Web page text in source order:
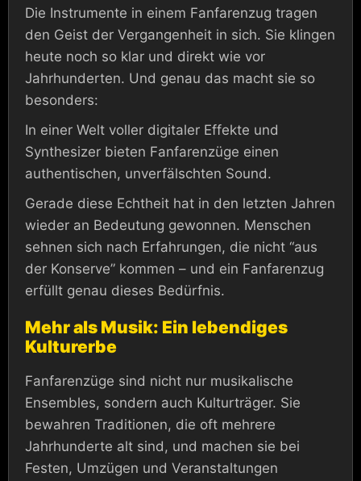
Die Instrumente in einem Fanfarenzug tragen
den Geist der Vergangenheit in sich. Sie klingen
heute noch so klar und direkt wie vor
Jahrhunderten. Und genau das macht sie so
besonders:
In einer Welt voller digitaler Effekte und
Synthesizer bieten Fanfarenzüge einen
authentischen, unverfälschten Sound.
Gerade diese Echtheit hat in den letzten Jahren
wieder an Bedeutung gewonnen. Menschen
sehnen sich nach Erfahrungen, die nicht “aus
der Konserve” kommen – und ein Fanfarenzug
erfüllt genau dieses Bedürfnis.
Mehr als Musik: Ein lebendiges
Kulturerbe
Fanfarenzüge sind nicht nur musikalische
Ensembles, sondern auch Kulturträger. Sie
bewahren Traditionen, die oft mehrere
Jahrhunderte alt sind, und machen sie bei
Festen, Umzügen und Veranstaltungen